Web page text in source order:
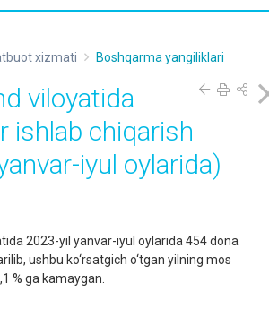
xizmati Boshqarma yangiliklari
viloyatida
ishlab chiqarish
iyul oylarida)
2023-yil yanvar-iyul oylarida 454 dona
ushbu ko‘rsatgich o‘tgan yilning mos
% ga kamaygan.